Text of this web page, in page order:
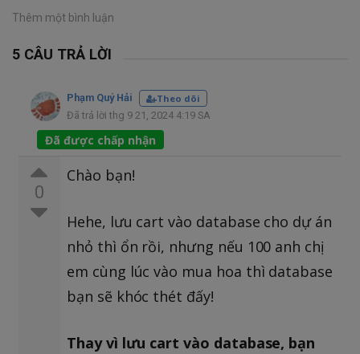
Thêm một bình luận
5 CÂU TRẢ LỜI
Phạm Quý Hải
Theo dõi
Đã trả lời thg 9 21, 2024 4:19 SA
Đã được chấp nhận
0
Chào bạn!
Hehe, lưu cart vào database cho dự án
nhỏ thì ổn rồi, nhưng nếu 100 anh chị
em cùng lúc vào mua hoa thì database
bạn sẽ khóc thét đấy!
Thay vì lưu cart vào database, bạn